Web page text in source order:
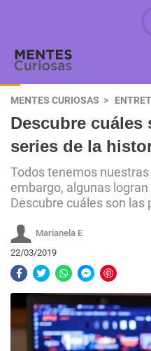
MENTES CURIOSAS
Descubre cuáles
series de la
Todos tenemos
embargo, algunas
Descubre cuáles son las
Marianela E
22/03/2019